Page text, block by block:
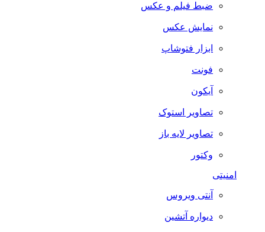
ضبط فيلم و عكس
نمایش عکس
ابزار فتوشاپ
فونت
آیکون
تصاویر استوک
تصاویر لایه باز
وکتور
امنیتی
آنتی ویروس
دیواره آتشین